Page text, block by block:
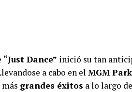
“Just Dance” inició su tan
a cabo en el MGM
grandes éxitos a lo largo